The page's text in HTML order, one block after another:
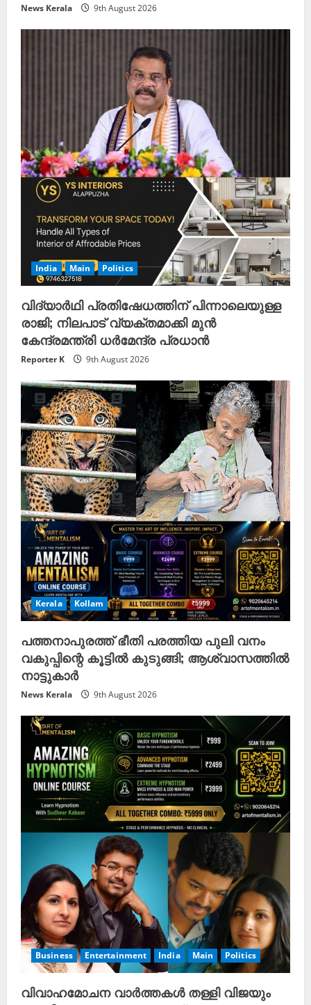
News Kerala 9th August 2026
India Main Politics
വിദ്യാർഥി പ്രതിഷേധത്തിന് പിന്നാലെയുള്ള
രാജി; നിലപാട് വ്യക്തമാക്കി മുൻ
കേന്ദ്രമന്ത്രി ധർമേന്ദ്ര പ്രധാൻ
Reporter K 9th August 2026
Kerala Kollam
പത്തനാപുരത്ത് ഭീതി പരത്തിയ പുലി വനം
വകുപ്പിന്റെ കൂട്ടിൽ കുടുങ്ങി; ആശ്വാസത്തിൽ
നാട്ടുകാർ
News Kerala 9th August 2026
Business Entertainment India Main Politics
വിവാഹമോചന വാർത്തകൾ തള്ളി വിജയും